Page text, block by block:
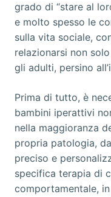
grado di “stare al
e molto spesso le
sulla vita sociale,
relazionarsi non
gli adulti, persino
Prima di tutto, è
bambini iperattivi
nella maggioranza
propria patologia,
preciso e
specifica terapia di
comportamentale,